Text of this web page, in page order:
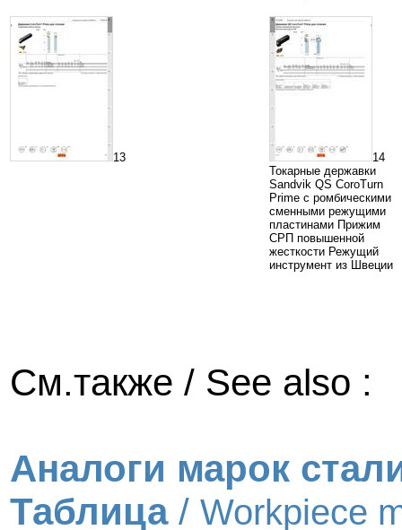
13
14
Токарные державки
Sandvik QS CoroTurn
Prime с ромбическими
сменными режущими
пластинами Прижим
СРП повышенной
жесткости Режущий
инструмент из Швеции
См.также / See also :
Аналоги марок
Таблица/ Workpiece